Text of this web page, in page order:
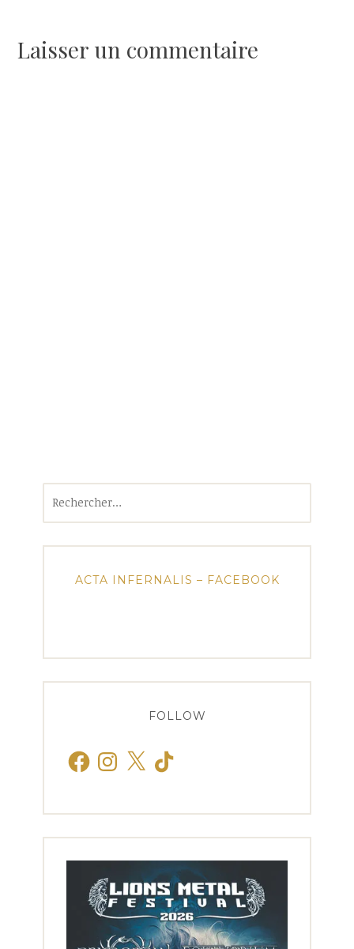
l’article
Laisser un commentaire
ACTA INFERNALIS – FACEBOOK
FOLLOW
FacebookInstagram
X TikTok